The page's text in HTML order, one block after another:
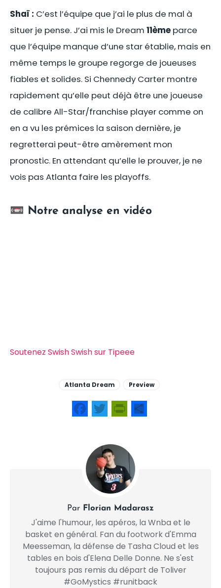
Shaï : C’est l’équipe que j’ai le plus de mal à
situer je pense. J’ai mis le Dream 11ème parce
que l’équipe manque d’une star établie, mais en
même temps le groupe regorge de joueuses
fiables et solides. Si Chennedy Carter montre
rapidement qu’elle peut déjà être une joueuse
de calibre All-Star/franchise player comme on
en a vu les prémices la saison dernière, je
regretterai peut-être amèrement mon
pronostic. En attendant qu’elle le prouver, je ne
vois pas Atlanta faire les playoffs.
📼 Notre analyse en vidéo
Atlanta Dream Preview
Facebook
Twitter
PrintFriendly
Share
Par Florian Madarasz
J'aime l'humour, les apéros, la Wnba et le
basket en général. Fan du footwork d'Emma
Meesseman, la défense de Tasha Cloud et les
tables en bois d'Elena Delle Donne. Ne s'est
toujours pas remis du départ de Toliver
#GoMystics #runitback
Soutenez Swish Swish sur Tipeee